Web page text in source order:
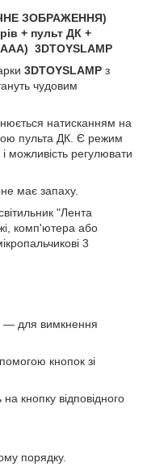
ЗОБРАЖЕННЯ)
+ пульт ДК +
3DTOYSLAMP
3DTOYSLAMP з
чудовим
натисканням на
пульта ДК. Є режим
можливість регулювати
має запаху.
"Лента
комп'ютера або
3
— для вимкнення
кнопок зі
кнопку відповідного
порядку.